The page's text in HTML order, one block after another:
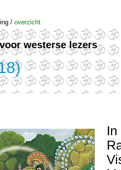
/ overzicht
westerse lezers
In